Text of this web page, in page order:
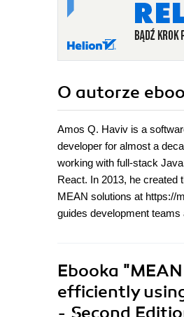
O autorze
Amos Q. Haviv is a
developer for almost a
working with full-stack
React. In 2013, he created
MEAN solutions at https://
guides development
Ebooka
efficiently